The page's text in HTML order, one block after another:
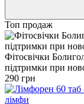
Топ продаж
Фітосвічки
підтримки при
290 грн